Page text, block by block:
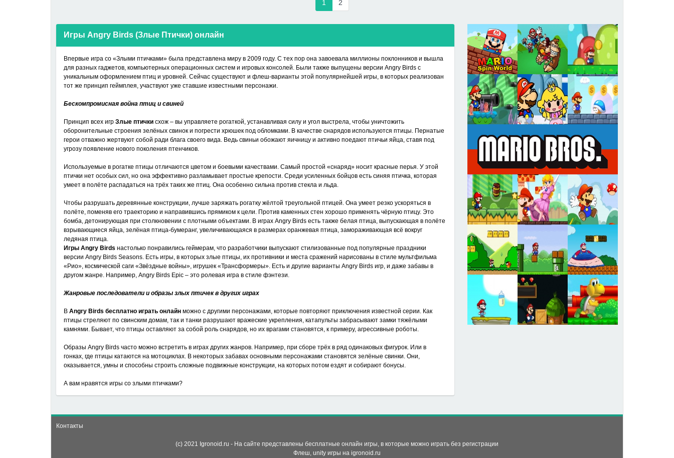
1 2
Игры Angry Birds (Злые Птички) онлайн
Впервые игра со «Злыми птичками» была представлена миру в 2009 году. С тех пор она завоевала миллионы поклонников и вышла
для разных гаджетов, компьютерных операционных систем и игровых консолей. Были также выпущены версии Angry Birds с
уникальным оформлением птиц и уровней. Сейчас существуют и флеш-варианты этой популярнейшей игры, в которых реализован
тот же принцип геймплея, участвуют уже ставшие известными персонажи.
Бескомпромисная война птиц и свиней
Принцип всех игр Злые птички схож – вы управляете рогаткой, устанавливая силу и угол выстрела, чтобы уничтожить
оборонительные строения зелёных свинок и погрести хрюшек под обломками. В качестве снарядов используются птицы. Пернатые
герои отважно жертвуют собой ради блага своего вида. Ведь свиньи обожают яичницу и активно поедают птичьи яйца, ставя под
угрозу появление нового поколения птенчиков.
Используемые в рогатке птицы отличаются цветом и боевыми качествами. Самый простой «снаряд» носит красные перья. У этой
птички нет особых сил, но она эффективно разламывает простые крепости. Среди усиленных бойцов есть синяя птичка, которая
умеет в полёте распадаться на трёх таких же птиц. Она особенно сильна против стекла и льда.
Чтобы разрушать деревянные конструкции, лучше заряжать рогатку жёлтой треугольной птицей. Она умеет резко ускоряться в
полёте, поменяв его траекторию и направившись прямиком к цели. Против каменных стен хорошо применять чёрную птицу. Это
бомба, детонирующая при столкновении с плотными объектами. В играх Angry Birds есть также белая птица, выпускающая в полёте
взрывающиеся яйца, зелёная птица-бумеранг, увеличивающаяся в размерах оранжевая птица, замораживающая всё вокруг
ледяная птица.
Игры Angry Birds настолько понравились геймерам, что разработчики выпускают стилизованные под популярные праздники
версии Angry Birds Seasons. Есть игры, в которых злые птицы, их противники и места сражений нарисованы в стиле мультфильма
«Рио», космической саги «Звёздные войны», игрушек «Трансформеры». Есть и другие варианты Angry Birds игр, и даже забавы в
другом жанре. Например, Angry Birds Epic – это ролевая игра в стиле фэнтези.
Жанровые последователи и образы злых птичек в других играх
В Angry Birds бесплатно играть онлайн можно с другими персонажами, которые повторяют приключения известной серии. Как
птицы стреляют по свинским домам, так и танки разрушают вражеские укрепления, катапульты забрасывают замки тяжёлыми
камнями. Бывает, что птицы оставляют за собой роль снарядов, но их врагами становятся, к примеру, агрессивные роботы.
Образы Angry Birds часто можно встретить в играх других жанров. Например, при сборе трёх в ряд одинаковых фигурок. Или в
гонках, где птицы катаются на мотоциклах. В некоторых забавах основными персонажами становятся зелёные свинки. Они,
оказывается, умны и способны строить сложные подвижные конструкции, на которых потом ездят и собирают бонусы.
А вам нравятся игры со злыми птичками?
Контакты
(c) 2021 Igronoid.ru - На сайте представлены бесплатные онлайн игры, в которые можно играть без регистрации
Флеш, unity игры на igronoid.ru